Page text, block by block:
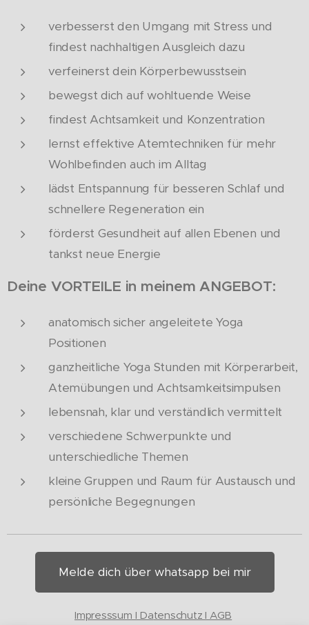
verbesserst den Umgang mit Stress und
findest nachhaltigen Ausgleich dazu
verfeinerst dein Körperbewusstsein
bewegst dich auf wohltuende Weise
findest Achtsamkeit und Konzentration
lernst effektive Atemtechniken für mehr
Wohlbefinden auch im Alltag
lädst Entspannung für besseren Schlaf und
schnellere Regeneration ein
förderst Gesundheit auf allen Ebenen und
tankst neue Energie
Deine VORTEILE in meinem ANGEBOT:
anatomisch sicher angeleitete Yoga
Positionen
ganzheitliche Yoga Stunden mit Körperarbeit,
Atemübungen und Achtsamkeitsimpulsen
lebensnah, klar und verständlich vermittelt
verschiedene Schwerpunkte und
unterschiedliche Themen
kleine Gruppen und Raum für Austausch und
persönliche Begegnungen
Melde dich über whatsapp bei mir
Impresssum I Datenschutz I AGB